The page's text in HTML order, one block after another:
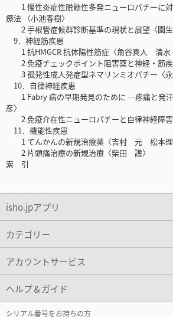
1 慢性炎症性脱髄性多発ニューロパチーに
療法 〈小池春樹〉
2 手根管症候群診断基準の現状と展望〈園生
9．神経筋疾患
1 抗HMGCR 抗体陽性筋症〈⻆谷真人 清水
2 免疫チェックポイント阻害薬と神経・筋疾
3 孤発性成人発症型ネマリンミオパチー〈
10．自律神経疾患
1 Fabry 病の早期発見のために ―疼痛と発
彦〉
2 免疫介在性ニューロパチーと自律神経障害
11．機能性疾患
1 てんかんの新規治療薬〈吉村 元 松本理
2 片頭痛治療の新規治療〈柴田 護〉
索 引
isho.jpアプリ
カテゴリー
アカウントサービス
ヘルプ＆ガイド
シリアル番号をお持ちの方